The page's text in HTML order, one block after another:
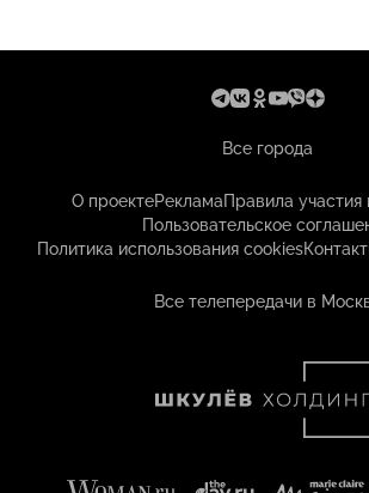
Все города
О проектеРекламаПравила участия
Пользовательское
Политика использования cookies
Все телепередачи в